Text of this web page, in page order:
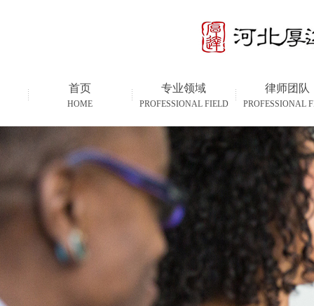
首页
HOME
专业领域
PROFESSIONAL FIELD
律师团队
PROFESSIONAL